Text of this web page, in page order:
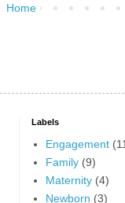
Home
Labels
Engagement
Family (9)
Maternity (4)
Newborn (3)